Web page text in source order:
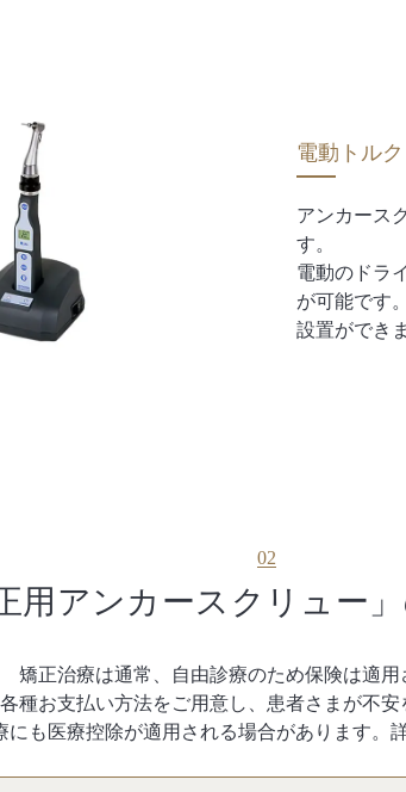
電動トル
アンカース
す。
電動のドラ
が可能です
設置ができ
02
用アンカースクリュー
矯正治療は通常、自由診療のため保険は適用
種お支払い方法をご用意し、患者さまが不
にも医療控除が適用される場合があります。